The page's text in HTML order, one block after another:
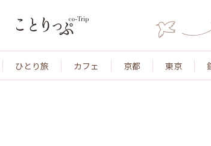
ひとり旅 カフェ 京都 東京